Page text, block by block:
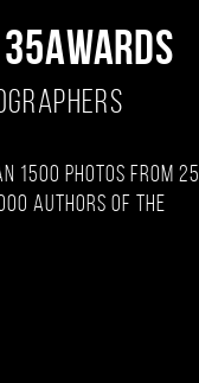
1500 photos from 25
authors of the